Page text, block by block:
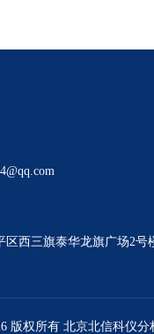
区西三旗泰华龙旗广场2号
版权所有 北京北信科仪